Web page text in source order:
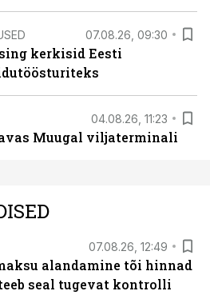
07.08.26, 09:30
kerkisid Eesti
04.08.26, 11:23
Muugal viljaterminali
07.08.26, 12:49
alandamine tõi hinnad
seal tugevat kontrolli